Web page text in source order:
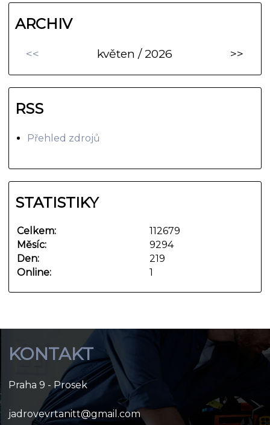
ARCHIV
<< květen / 2026 >>
RSS
Přehled zdrojů
STATISTIKY
Online: 1
Celkem:
112679
Měsíc:
9294
Den:
219
KONTAKT
Praha 9 - Prosek
jadrovevrtanitt@gmail.com